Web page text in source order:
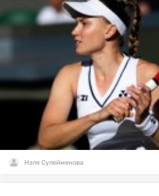
Нэля Сулейменова